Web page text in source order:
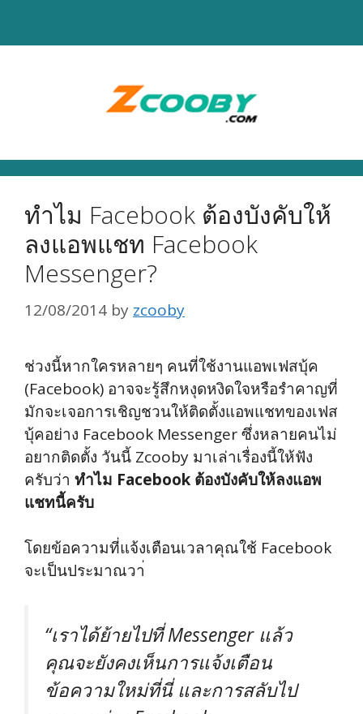
ทำไม Facebook ต้องบังคับให้
ลงแอพแชท Facebook
Messenger?
12/08/2014 by zcooby
ช่วงนี้หากใครหลายๆ คนที่ใช้งานแอพเฟสบุ้ค
(Facebook) อาจจะรู้สึกหงุดหงิดใจหรือรำคาญที่
มักจะเจอการเชิญชวนให้ติดตั้งแอพแชทของเฟส
บุ้คอย่าง Facebook Messenger ซึ่งหลายคนไม่
อยากติดตั้ง วันนี้ Zcooby มาเล่าเรื่องนี้ให้ฟัง
ครับว่า ทำไม Facebook ต้องบังคับให้ลงแอพ
แชทนี้ครับ
โดยข้อความที่แจ้งเตือนเวลาคุณใช้ Facebook
จะเป็นประมาณวา่
“เราได้ย้ายไปที่ Messenger แล้ว
คุณจะยังคงเห็นการแจ้งเตือน
ข้อความใหม่ที่นี่ และการสลับไป